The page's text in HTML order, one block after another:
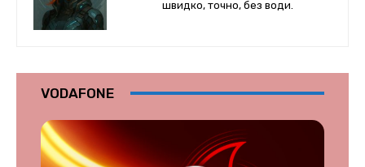
швидко, точно, без води.
VODAFONE